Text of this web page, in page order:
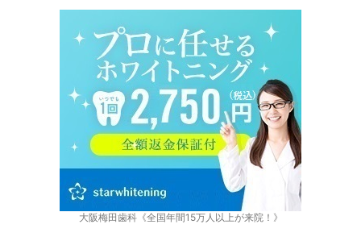
大阪梅田歯科《全国年間15万人以上が来院！》